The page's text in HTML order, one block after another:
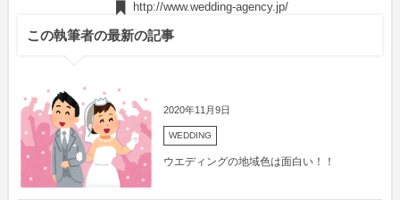
http://www.wedding-agency.jp/
この執筆者の最新の記事
2020年11月9日
WEDDING
ウエディングの地域色は面白い！！